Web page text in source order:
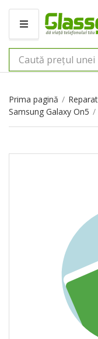
M
N
I
Prima pagină /
Samsung Galaxy On5 /